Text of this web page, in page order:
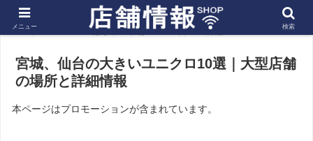
ホーム 北海道・東北 宮城の店舗
宮城、仙台の大きいユニクロ10選｜大型店舗
の場所と詳細情報
本ページはプロモーションが含まれています。
メニュー 検索